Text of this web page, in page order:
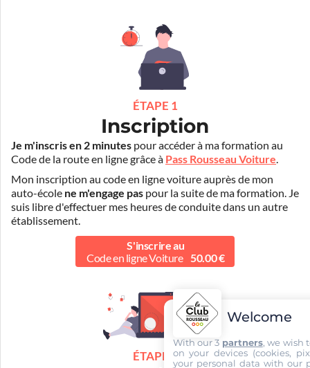
ÉTAPE 1
Inscription
Je m'inscris en 2 minutes pour accéder à ma formation au
Code de la route en ligne grâce à Pass Rousseau Voiture.
Mon inscription au code en ligne voiture auprès de mon
auto-école ne m'engage pas pour la suite de ma formation. Je
suis libre d'effectuer mes heures de conduite dans un autre
établissement.
S'inscrire au
Code en ligne Voiture 50.00 €
ÉTAPE 2
Welcome
With our 3 partners, we wish
on your devices (cookies,
your personal data with our